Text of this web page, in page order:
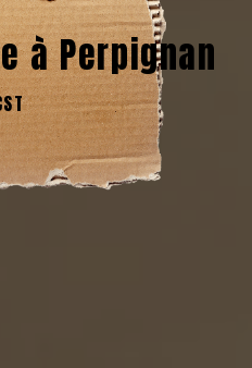
à Perpignan